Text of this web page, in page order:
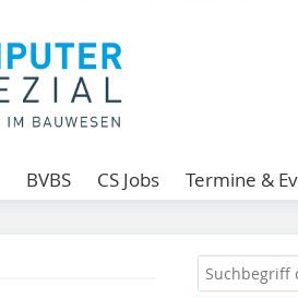
BVBS CS Jobs Termine &